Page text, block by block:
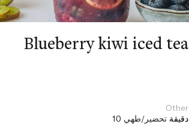
Blueberry kiwi iced tea
Other
10 دقيقة تحضير/طهي